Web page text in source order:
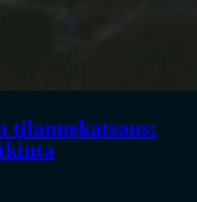
tilannekatsaus: